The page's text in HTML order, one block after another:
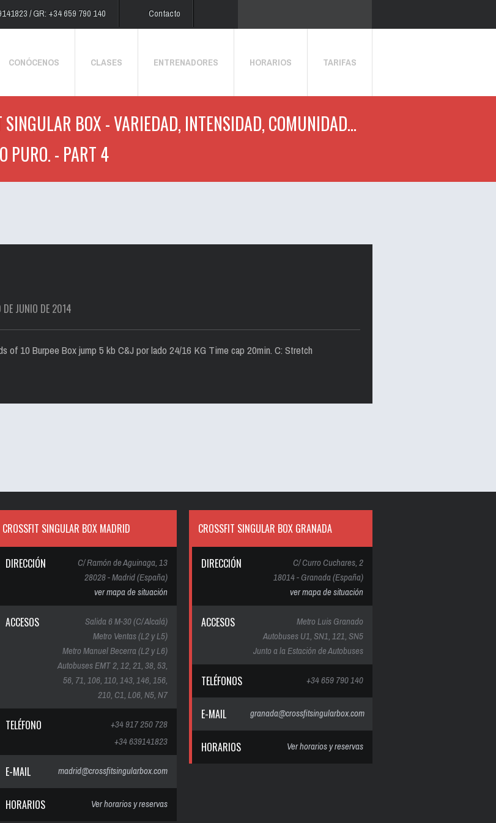
/ GR: +34 659 790 140 Contacto
CONÓCENOS CLASES ENTRENADORES HORARIOS TARIFAS
BOX - VARIEDAD, INTENSIDAD, COMUNIDAD...
PURO. - PART 4
DE JUNIO DE 2014
of 10 Burpee Box jump 5 kb C&J por lado 24/16 KG Time cap 20min. C: Stretch
CROSSFIT SINGULAR BOX MADRID
DIRECCIÓN
C/ Ramón de Aguinaga, 13
28028 - Madrid (España)
ver mapa de situación
ACCESOS
Salida 6 M-30 (C/ Alcalá)
Metro Ventas (L2 y L5)
Metro Manuel Becerra (L2 y L6)
Autobuses EMT 2, 12, 21, 38, 53,
56, 71, 106, 110, 143, 146, 156,
210, C1, L06, N5, N7
TELÉFONO
+34 917 250 728
+34 639141823
E-MAIL madrid@crossfitsingularbox.com
HORARIOS Ver horarios y reservas
CROSSFIT SINGULAR BOX GRANADA
DIRECCIÓN
C/ Curro Cuchares, 2
18014 - Granada (España)
ver mapa de situación
ACCESOS
Metro Luis Granado
Autobuses U1, SN1, 121, SN5
Junto a la Estación de Autobuses
TELÉFONOS +34 659 790 140
E-MAIL granada@crossfitsingularbox.com
HORARIOS Ver horarios y reservas